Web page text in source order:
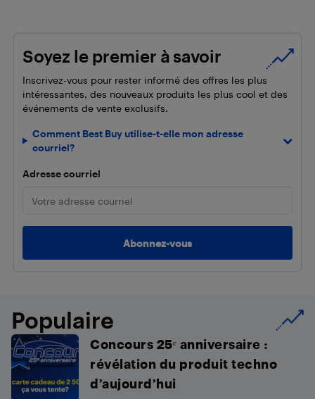
Soyez le premier à savoir
Inscrivez-vous pour rester informé des offres les plus
intéressantes, des nouveaux produits les plus cool et des
événements de vente exclusifs.
Comment Best Buy utilise-t-elle mon adresse
courriel?
Adresse courriel
Populaire
Concours 25ᵉ anniversaire :
révélation du produit techno
d’aujourd’hui